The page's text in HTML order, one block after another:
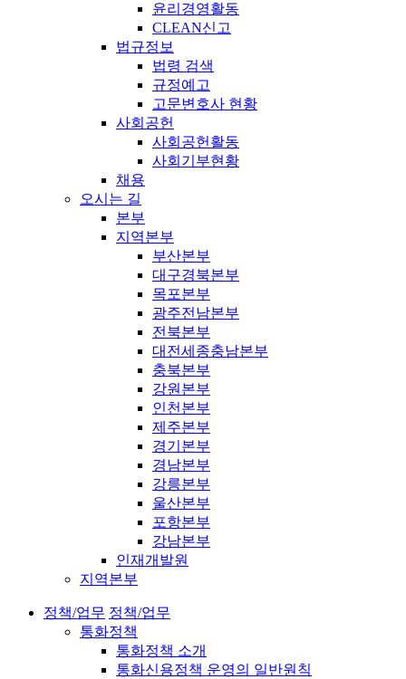
윤리경영활동
CLEAN신고
법규정보
법령 검색
규정예고
고문변호사 현황
사회공헌
사회공헌활동
사회기부현황
채용
오시는 길
본부
지역본부
부산본부
대구경북본부
목포본부
광주전남본부
전북본부
대전세종충남본부
충북본부
강원본부
인천본부
제주본부
경기본부
경남본부
강릉본부
울산본부
포항본부
강남본부
인재개발원
지역본부
정책/업무 정책/업무
통화정책
통화정책 소개
통화신용정책 운영의 일반원칙